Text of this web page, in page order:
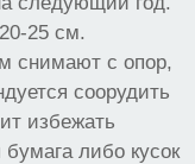
25 см.
снимают с опор,
соорудить
избежать
либо кусок